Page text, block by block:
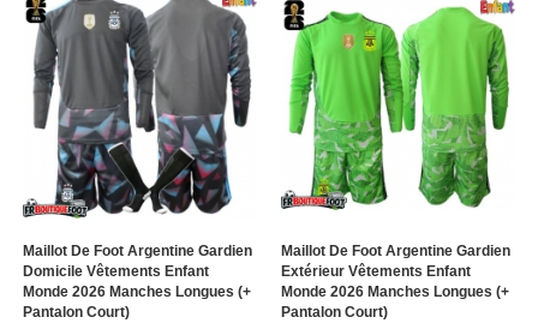
Maillot De Foot Argentine Gardien
Domicile Vêtements Enfant
Monde 2026 Manches Longues (+
Pantalon Court)
Maillot De Foot Argentine Gardien
Extérieur Vêtements Enfant
Monde 2026 Manches Longues (+
Pantalon Court)